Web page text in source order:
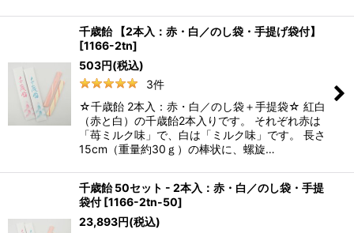
千歳飴 【2本入：赤・白／のし袋・手提げ袋付】
[1166-2tn]
503円(税込)
3件
☆千歳飴 2本入：赤・白／のし袋＋手提袋☆ 紅白
（赤と白）の千歳飴2本入りです。 それぞれ赤は
「苺ミルク味」で、白は「ミルク味」です。 長さ
15cm（重量約30ｇ）の棒状に、螺旋…
千歳飴 50セット - 2本入：赤・白／のし袋・手提
袋付 [1166-2tn-50]
23,893円(税込)